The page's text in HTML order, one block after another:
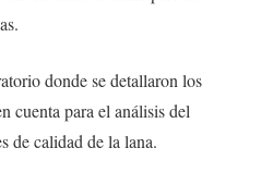
donde se detallaron los
cuenta para el análisis del
de calidad de la lana.